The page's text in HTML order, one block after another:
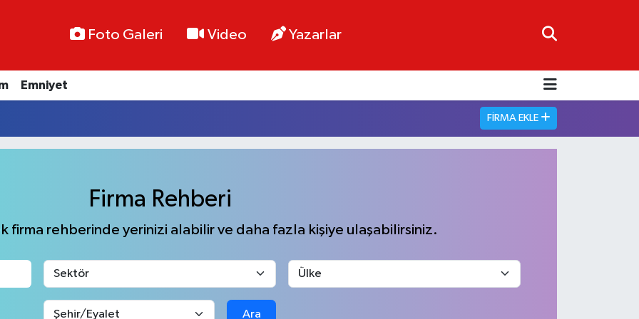
Foto Galeri Video Yazarlar
Emniyet
FIRMA EKLE
Firma Rehberi
firma rehberinde yerinizi alabilir ve daha fazla kişiye ulaşabilirsiniz.
Ara